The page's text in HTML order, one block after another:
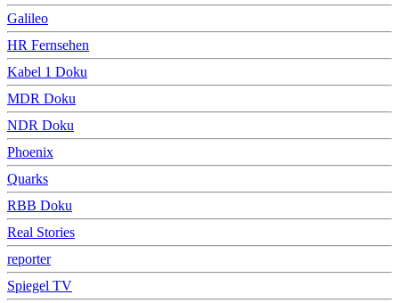
Galileo
HR Fernsehen
Kabel 1 Doku
MDR Doku
NDR Doku
Phoenix
Quarks
RBB Doku
Real Stories
reporter
Spiegel TV